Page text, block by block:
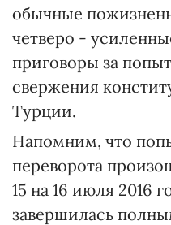
обычные
четверо -
приговоры за
свержения
Турции.
Напомним, что
переворота
15 на 16 июля 2016
завершилась